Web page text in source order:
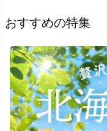
おすすめの特集